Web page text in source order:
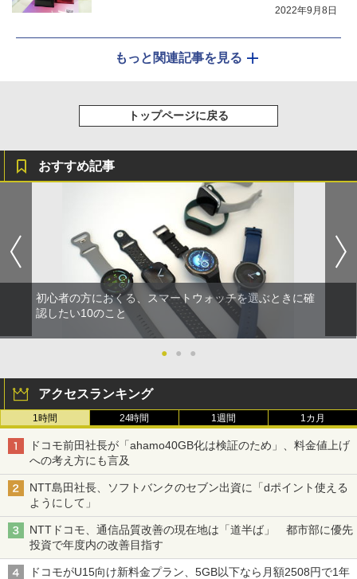
2022年9月8日
もっと関連記事を見る
トップページに戻る
おすすめ記事
初心者の方におくる、スマートウォッチを選ぶときに確
認したい10のこと
● ● ●
アクセスランキング
1時間 24時間 1週間 1カ月
ドコモ前田社長が「ahamo40GB化は検証のため」、料金値上げ
への考え方にも言及
NTT島田社長、ソフトバンクのセブン出資に「dポイント使える
ようにして」
NTTドコモ、通信品質改善の現在地は「道半ば」 都市部に優先
投資で年度内の改善目指す
ドコモがU15向け新料金プラン、5GB以下なら月額2508円で1年